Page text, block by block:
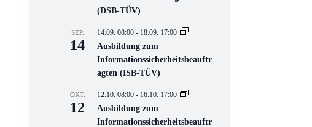
t
u
l
V
e
r
n
s
t
a
(DSB-TÜV)
SEP.
14
14.09. 08:00 - 18.09. 17:00
Ausbildung zum
Informationssicherheitsbeauftr
agten (ISB-TÜV)
OKT.
12
12.10. 08:00 - 16.10. 17:00
Ausbildung zum
Informationssicherheitsbeauftr